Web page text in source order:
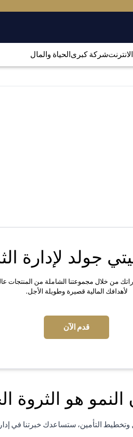
شركة كبرىالحياة والمال
جولد لإدارة
من خلال مجموعتنا الشاملة من المنتجات
لأهدافك المالية قصيرة وطويلة الأجل.
قدم الآن
هو الثروة
التأمين، ستساعدك خبرتنا في